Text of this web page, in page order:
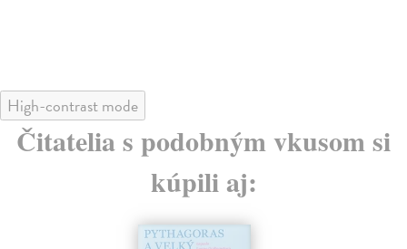
High-contrast mode
Čitatelia s podobným vkusom si
kúpili aj: